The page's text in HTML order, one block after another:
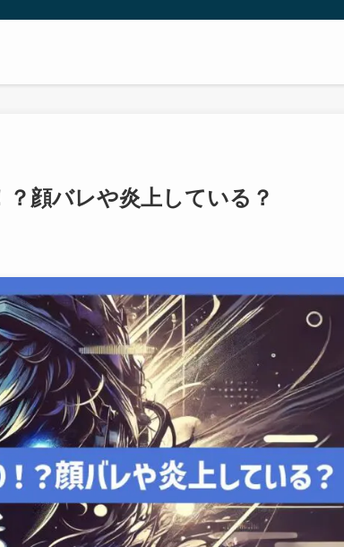
顔バレや炎上している？